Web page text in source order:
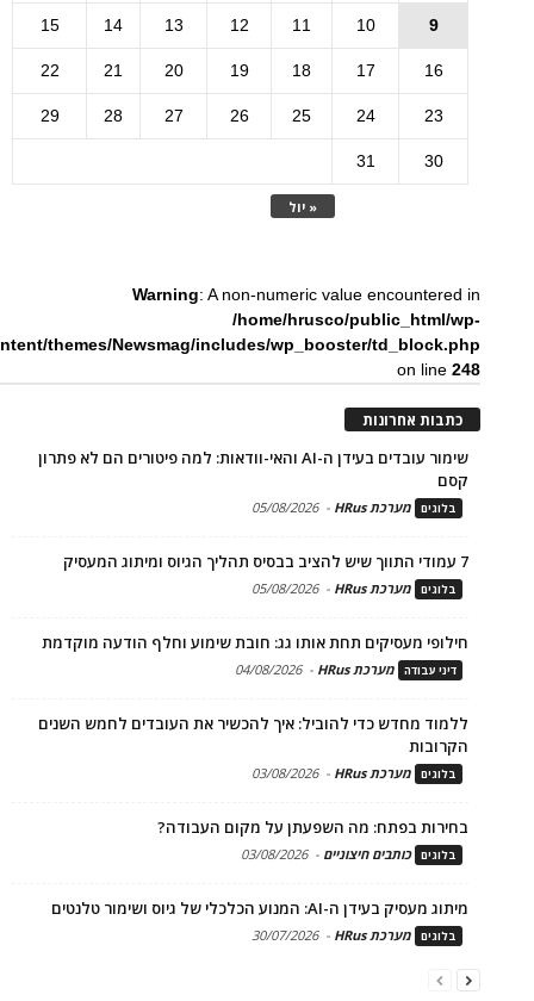
« יול
9
10
11
12
13
14
15
16
17
18
19
20
21
22
23
24
25
26
27
28
29
30
31
Warning: A non-numeric value encountered in
/home/hrusco/public_html/wp-
themes/Newsmag/includes/wp_booster/td_block.php
on line248
כתבות אחרונות
שימור עובדים בעידן ה-AI והאי-וודאות: למה פיטורים הם לא פתרון
קסם
בלוגים מערכת HRus -
05/08/2026
7 עמודי התווך שיש להציב בבסיס תהליך הגיוס ומיתוג המעסיק
בלוגים מערכת HRus -
05/08/2026
חילופי מעסיקים תחת אותו גג: חובת שימוע וחלף הודעה מוקדמת
דיני עבודה מערכת HRus -
04/08/2026
ללמוד מחדש כדי להוביל: איך להכשיר את העובדים לחמש השנים
הקרובות
בלוגים מערכת HRus -
03/08/2026
בחירות בפתח: מה השפעתן על מקום העבודה?
בלוגים כותבים חיצוניים -
03/08/2026
מיתוג מעסיק בעידן ה-AI: המנוע הכלכלי של גיוס ושימור טלנטים
בלוגים מערכת HRus -
30/07/2026